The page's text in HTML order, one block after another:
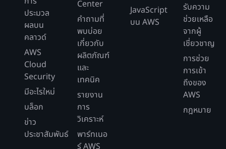
ประมวล
ผลบน
คลาวด์
AWS
Cloud
Security
มีอะไรใหม่
บล็อก
ข่าว
ประชาสัมพันธ์
Center
คำถามที่
พบบ่อย
เกี่ยวกับ
ผลิตภัณฑ์
และ
เทคนิค
รายงาน
การ
วิเคราะห์
พาร์ทเนอ
JavaScript
บน AWS
รับความ
ช่วยเหลือ
จากผู้
เชี่ยวชาญ
การช่วย
การเข้า
ถึงของ
AWS
กฎหมาย